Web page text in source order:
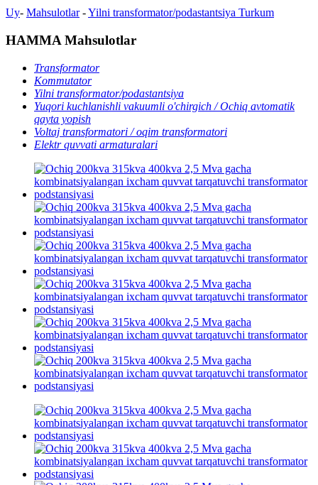
Uy- Mahsulotlar-Yilni transformator/podastantsiya Turkum
HAMMA Mahsulotlar
Transformator
Kommutator
Yilni transformator/podastantsiya
Yuqori kuchlanishli vakuumli o'chirgich / Ochiq avtomatik
qayta yopish
Voltaj transformatori / oqim transformatori
Elektr quvvati armaturalari